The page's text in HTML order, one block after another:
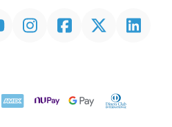
InstagramFacebookTwitter Linkedin
AMEX NuPay Google PayDiners Club